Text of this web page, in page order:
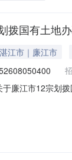
拨国有土地
江市｜廉江市
于廉江市12宗划
年第十一批）